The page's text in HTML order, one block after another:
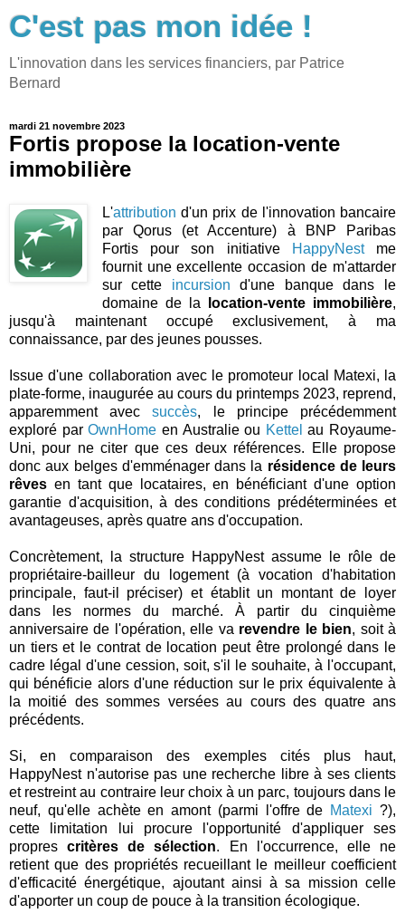
C'est pas mon idée !
L'innovation dans les services financiers, par Patrice
Bernard
mardi 21 novembre 2023
Fortis propose la location-vente
immobilière
L'attribution d'un prix de l'innovation bancaire
par Qorus (et Accenture) à BNP Paribas
Fortis pour son initiative
HappyNestme
fournit une excellente occasion de m'attarder
sur cette incursion d'une banque dans le
domaine de la
location-vente immobilière,
jusqu'à maintenant occupé exclusivement, à ma
connaissance, par des jeunes pousses.
Issue d'une collaboration avec le promoteur local Matexi, la
plate-forme, inaugurée au cours du printemps 2023, reprend,
apparemment avecsuccès, le principe précédemment
exploré parOwnHome en Australie ou Kettel au Royaume-
Uni, pour ne citer que ces deux références. Elle propose
donc aux belges d'emménager dans la résidence de leurs
rêves en tant que locataires, en bénéficiant d'une option
garantie d'acquisition, à des conditions prédéterminées et
avantageuses, après quatre ans d'occupation.
Concrètement, la structure HappyNest assume le rôle de
propriétaire-bailleur du logement (à vocation d'habitation
principale, faut-il préciser) et établit un montant de loyer
dans les normes du marché. À partir du cinquième
anniversaire de l'opération, elle va revendre le bien, soit à
un tiers et le contrat de location peut être prolongé dans le
cadre légal d'une cession, soit, s'il le souhaite, à l'occupant,
qui bénéficie alors d'une réduction sur le prix équivalente à
la moitié des sommes versées au cours des quatre ans
précédents.
Si, en comparaison des exemples cités plus haut,
HappyNest n'autorise pas une recherche libre à ses clients
et restreint au contraire leur choix à un parc, toujours dans le
neuf, qu'elle achète en amont (parmi l'offre de Matexi ?),
cette limitation lui procure l'opportunité d'appliquer ses
proprescritères de sélection. En l'occurrence, elle ne
retient que des propriétés recueillant le meilleur coefficient
d'efficacité énergétique, ajoutant ainsi à sa mission celle
d'apporter un coup de pouce à la transition écologique.